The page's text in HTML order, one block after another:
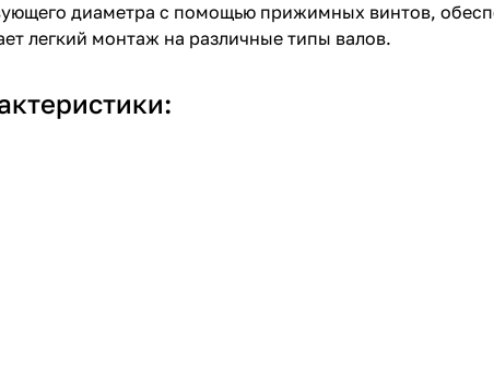
диаметра с помощью прижимных винтов,
легкий монтаж на различные типы валов.